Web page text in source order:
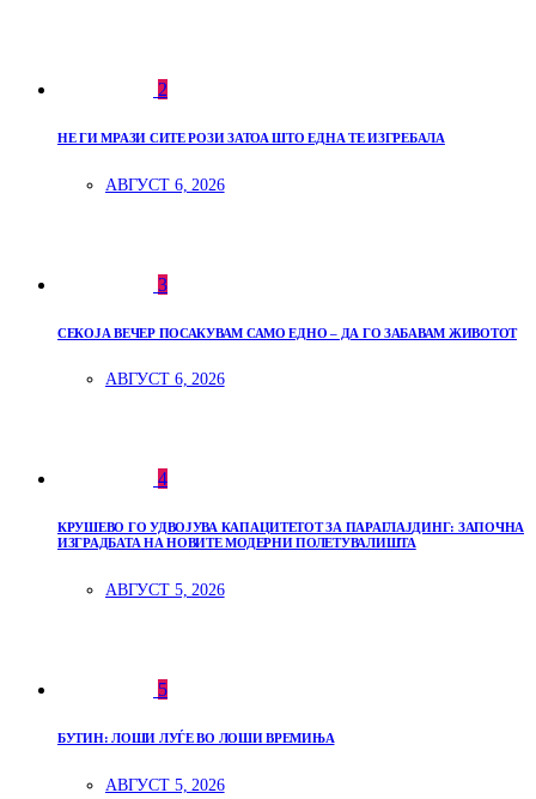
2
НЕ ГИ МРАЗИ СИТЕ РОЗИ ЗАТОА ШТО ЕДНА ТЕ ИЗГРЕБАЛА
АВГУСТ 6, 2026
3
СЕКОЈА ВЕЧЕР ПОСАКУВАМ САМО ЕДНО – ДА ГО ЗАБАВАМ ЖИВОТОТ
АВГУСТ 6, 2026
4
КРУШЕВО ГО УДВОЈУВА КАПАЦИТЕТОТ ЗА ПАРАГЛАЈДИНГ: ЗАПОЧНА
ИЗГРАДБАТА НА НОВИТЕ МОДЕРНИ ПОЛЕТУВАЛИШТА
АВГУСТ 5, 2026
5
БУТИН: ЛОШИ ЛУЃЕ ВО ЛОШИ ВРЕМИЊА
АВГУСТ 5, 2026